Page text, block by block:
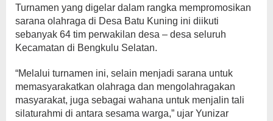
Turnamen yang digelar dalam rangka mempromosikan
sarana olahraga di Desa Batu Kuning ini diikuti
sebanyak 64 tim perwakilan desa – desa seluruh
Kecamatan di Bengkulu Selatan.
“Melalui turnamen ini, selain menjadi sarana untuk
memasyarakatkan olahraga dan mengolahragakan
masyarakat, juga sebagai wahana untuk menjalin tali
silaturahmi di antara sesama warga,” ujar Yunizar